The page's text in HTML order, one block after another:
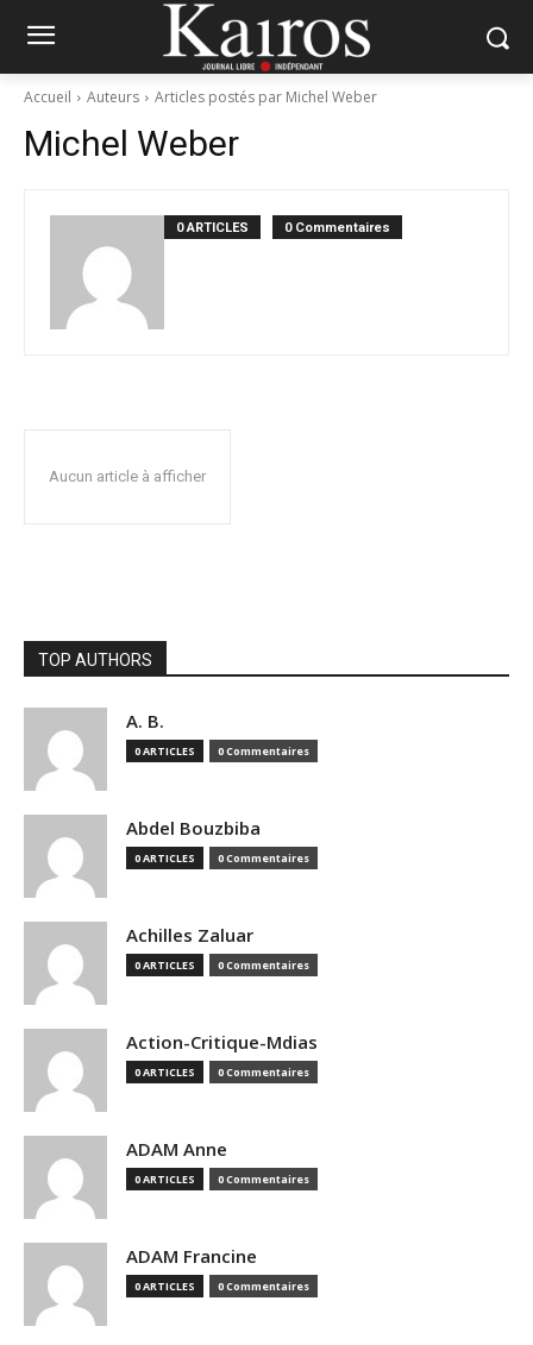
Accueil Auteurs Articles postés par Michel Weber
Michel Weber
0 ARTICLES 0 Commentaires
Aucun article à afficher
TOP AUTHORS
A. B.
0 ARTICLES 0 Commentaires
Abdel Bouzbiba
0 ARTICLES 0 Commentaires
Achilles Zaluar
0 ARTICLES 0 Commentaires
Action-Critique-Mdias
0 ARTICLES 0 Commentaires
ADAM Anne
0 ARTICLES 0 Commentaires
ADAM Francine
0 ARTICLES 0 Commentaires